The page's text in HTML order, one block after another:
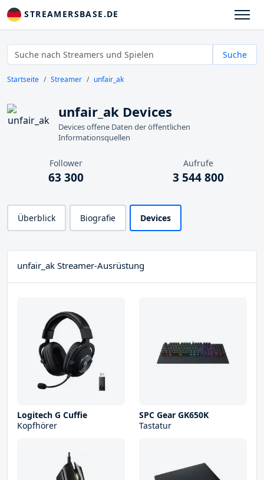
STREAMERSBASE.DE
Suche
Startseite Streamer unfair_ak
unfair_ak Devices
Devices offene Daten der öffentlichen
Informationsquellen
Follower
63 300
Aufrufe
3 544 800
Überblick Biografie Devices
unfair_ak Streamer-Ausrüstung
Logitech G Cuffie
Kopfhörer
SPC Gear GK650K
Tastatur